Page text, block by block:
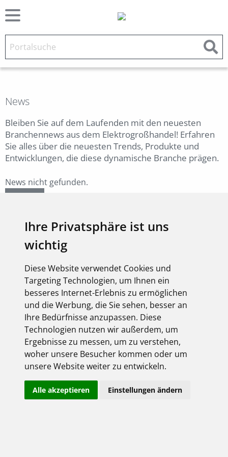
Ihre Privatsphäre ist uns
wichtig
Diese Website verwendet Cookies und
Targeting Technologien, um Ihnen ein
besseres Internet-Erlebnis zu ermöglichen
und die Werbung, die Sie sehen, besser an
Ihre Bedürfnisse anzupassen. Diese
Technologien nutzen wir außerdem, um
Ergebnisse zu messen, um zu verstehen,
woher unsere Besucher kommen oder um
unsere Website weiter zu entwickeln.
Alle akzeptieren Einstellungen ändern
News
Bleiben Sie auf dem Laufenden mit den neuesten
Branchennews aus dem Elektrogroßhandel! Erfahren
Sie alles über die neuesten Trends, Produkte und
Entwicklungen, die diese dynamische Branche prägen.
News nicht gefunden.
Onlineshop-Login
Angemeldet bleiben
Jetzt registrieren!
Noch nicht registriert? Dann aber schnell....